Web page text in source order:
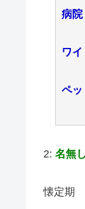
病院
ワ
ペッ
2: 名無し
懐定期